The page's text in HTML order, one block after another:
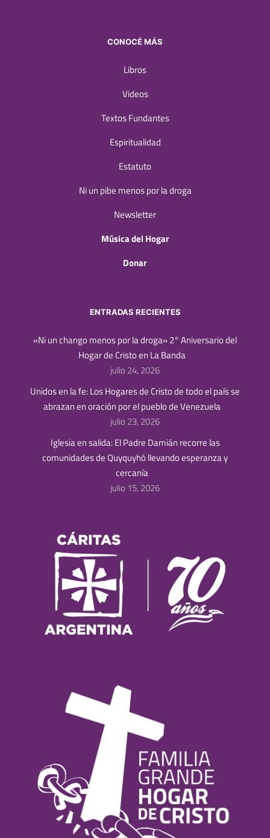
CONOCÉ MÁS
Libros
Videos
Textos Fundantes
Espiritualidad
Estatuto
Ni un pibe menos por la droga
Newsletter
Música del Hogar
Donar
ENTRADAS RECIENTES
«Ni un chango menos por la droga» 2° Aniversario del
Hogar de Cristo en La Banda
julio 24, 2026
Unidos en la fe: Los Hogares de Cristo de todo el país se
abrazan en oración por el pueblo de Venezuela
julio 23, 2026
Iglesia en salida: El Padre Damián recorre las
comunidades de Quyquyhó llevando esperanza y
cercanía
julio 15, 2026